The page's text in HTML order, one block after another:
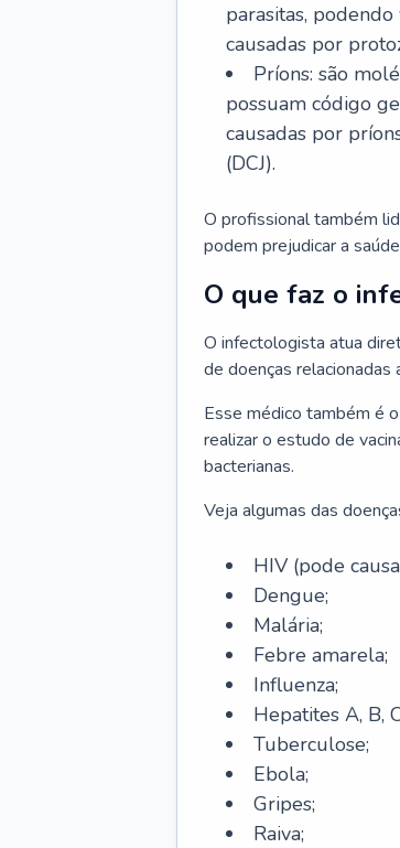
parasitas,
causadas por
Príons: são
possuam código
causadas por
(DCJ).
O profissional também
podem prejudicar a
O que faz o
O infectologista atua
de doenças
Esse médico também é
realizar o estudo de
bacterianas.
Veja algumas das
HIV (pode
Dengue;
Malária;
Febre amarela;
Influenza;
Hepatites A, B,
Tuberculose;
Ebola;
Gripes;
Raiva;